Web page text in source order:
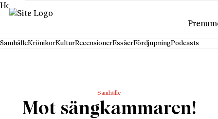
Hoppa till innehåll
SamhälleKrönikorKulturRecensionerEssäerFördjupningPodcasts
Samhälle
Mot sängkammaren!